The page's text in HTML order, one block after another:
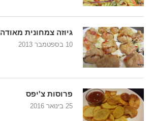
גיוזה צמחונית מאודה
10 בספטמבר 2013
פרוסות צ'יפס
25 בינואר 2016